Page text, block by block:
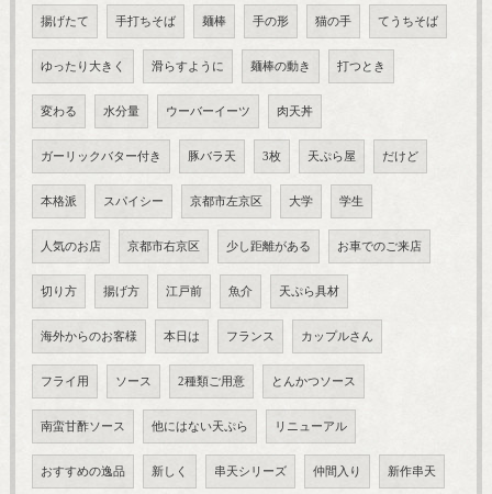
揚げたて 手打ちそば 麺棒 手の形 猫の手 てうちそば
ゆったり大きく 滑らすように 麺棒の動き 打つとき
変わる 水分量 ウーバーイーツ 肉天丼
ガーリックバター付き 豚バラ天 3枚 天ぷら屋 だけど
本格派 スパイシー 京都市左京区 大学 学生
人気のお店 京都市右京区 少し距離がある お車でのご来店
切り方 揚げ方 江戸前 魚介 天ぷら具材
海外からのお客様 本日は フランス カップルさん
フライ用 ソース 2種類ご用意 とんかつソース
南蛮甘酢ソース 他にはない天ぷら リニューアル
おすすめの逸品 新しく 串天シリーズ 仲間入り 新作串天